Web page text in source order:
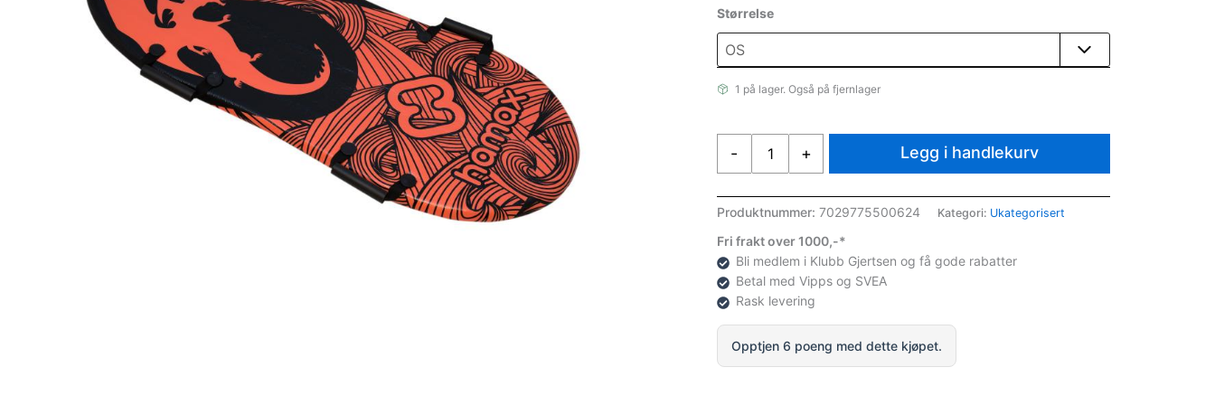
Størrelse
1 på lager. Også på fjernlager
-
Surfer
Orange
Netto
antall
+ Legg i handlekurv
Produktnummer: 7029775500624 Kategori: Ukategorisert
Fri frakt over 1000,-*
Bli medlem i Klubb Gjertsen og få gode rabatter
Betal med Vipps og SVEA
Rask levering
Opptjen 6 poeng med dette kjøpet.